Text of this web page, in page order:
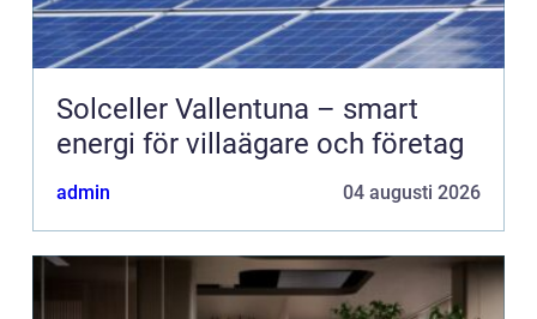
Solceller Vallentuna – smart
energi för villaägare och företag
admin 04 augusti 2026